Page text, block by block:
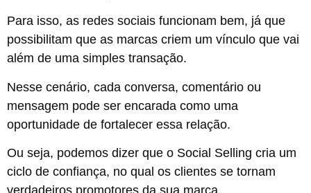
Para isso, as redes sociais funcionam bem, já que
possibilitam que as marcas criem um vínculo que vai
além de uma simples transação.
Nesse cenário, cada conversa, comentário ou
mensagem pode ser encarada como uma
oportunidade de fortalecer essa relação.
Ou seja, podemos dizer que o Social Selling cria um
ciclo de confiança, no qual os clientes se tornam